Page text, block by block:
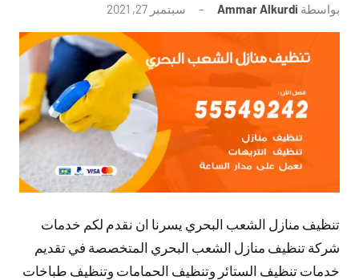
بواسطة Ammar Alkurdi سبتمبر 27, 2021
توجد
تعليقات
تنظيف منازل الشعب البحري يسرنا ان نقدم لكم خدمات
شركة تنظيف منازل الشعب البحري المتخصصة في تقديم
خدمات تنظيف الستائر وتنظيف الحمامات وتنظيف طباخات